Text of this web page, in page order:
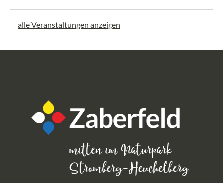
alle Veranstaltungen anzeigen